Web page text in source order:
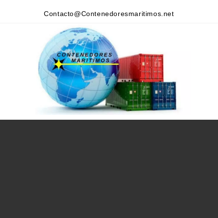
Contacto@Contenedoresmaritimos.net